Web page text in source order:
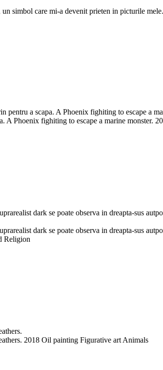
simbol care mi-a devenit prieten in picturile
a scapa. A Phoenix fighiting to escape a
A Phoenix fighiting to escape a marine monster.
dark se poate observa in dreapta-sus
dark se poate observa in dreapta-sus
Religion
2018 Oil painting Figurative art Animals